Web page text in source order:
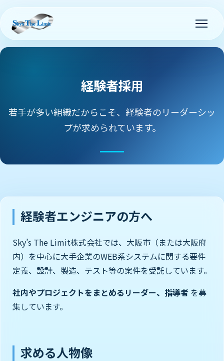
経験者採用
若手が多い組織だからこそ、経験者のリーダーシッ
プが求められています。
経験者エンジニアの方へ
Sky’s The Limit株式会社では、大阪市（または大阪府
内）を中心に大手企業のWEB系システムに関する要件
定義、設計、製造、テスト等の案件を受託しています。
社内やプロジェクトをまとめるリーダー、指導者 を募
集しています。
求める人物像